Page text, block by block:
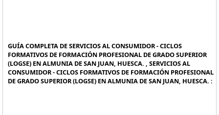
GUÍA COMPLETA DE SERVICIOS AL CONSUMIDOR - CICLOS
FORMATIVOS DE FORMACIÓN PROFESIONAL DE GRADO SUPERIOR
(LOGSE) EN ALMUNIA DE SAN JUAN, HUESCA. , SERVICIOS AL
CONSUMIDOR - CICLOS FORMATIVOS DE FORMACIÓN PROFESIONAL
DE GRADO SUPERIOR (LOGSE) EN ALMUNIA DE SAN JUAN, HUESCA. :